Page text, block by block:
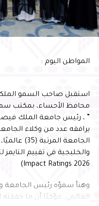
ركيزة أساسية لتعظيم الأثر
المجتمعية، وتمكين
مستقبل الوطن
بها المحافظة في استضافة
مستهدفات رؤية المملكة 2030
المواطن اليوم :
استقبل صاحب السمو
محافظ الأحساء، بمكتب
” ، رئيس جامعة الملك فيصل
يرافقه عدد من وكلاء
الجامعة
Impact Ratings 2026)
وهنأ سموّه رئيس الجامعة
العالمي، مؤكدًا أن ما